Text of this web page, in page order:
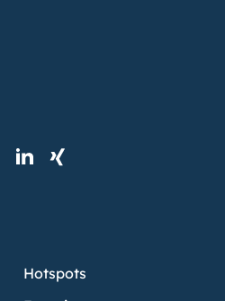
Hotspots